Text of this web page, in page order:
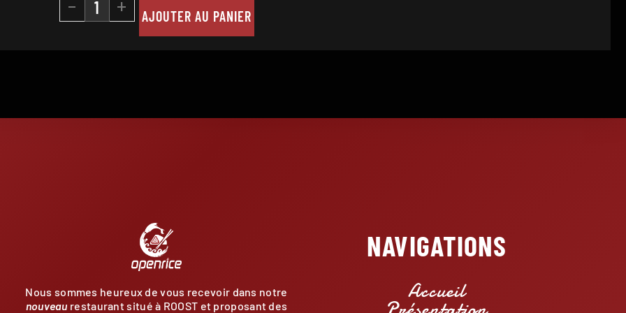
- + AJOUTER AU PANIER
Nous sommes heureux de vous recevoir dans notre
nouveau restaurant situé à ROOST et proposant des
NAVIGATIONS
Accueil